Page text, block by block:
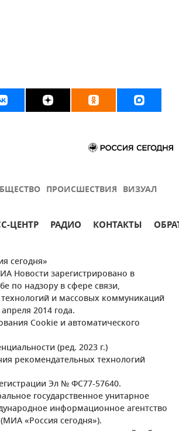
ПРОИСШЕСТВИЯ ВИЗУАЛ
ЦЕНТР РАДИО КОНТАКТЫ
сегодня»
Новости зарегистрировано в
по надзору в сфере связи,
и массовых коммуникаций
2014 года.
Cookie и автоматического
(ред. 2023 г.)
рекомендательных технологий
Эл № ФС77-57640.
государственное унитарное
информационное агентство
(МИА «Россия сегодня»).